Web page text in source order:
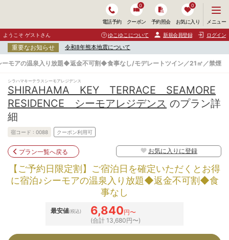
電話予約 クーポン
0
予約照会 お気に入り
0
ニ
ュ
ー
開
く
メニュー
ようこそ ゲストさん ゆこゆこについて 新規会員登録 ログイン
重要なお知らせ 令和8年熊本地震について
ーモアの温泉入り放題◆返金不可割◆食事なし/モデレートツイン／21㎡／禁煙
シラハマキーテラスシーモアレジデンス
SHIRAHAMA KEY TERRACE SEAMORE
RESIDENCE シーモアレジデンス のプラン詳
細
宿コード : 0088 クーポン利用可
プラン一覧へ戻る お気に入りに登録
【ご予約日限定割】ご宿泊日を確定いただくとお得
に宿泊♪シーモアの温泉入り放題◆返金不可割◆食
事なし
最安値(税込) 6,840円〜
(合計 13,680円〜)